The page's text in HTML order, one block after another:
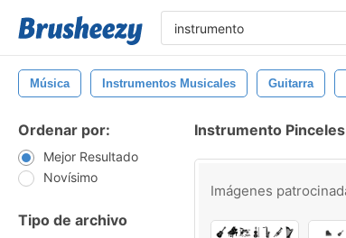
Música Instrumentos Musicales Guitarra
Ordenar por:
Mejor Resultado
Novísimo
Tipo de archivo
Instrumento Pinceles
Imágenes